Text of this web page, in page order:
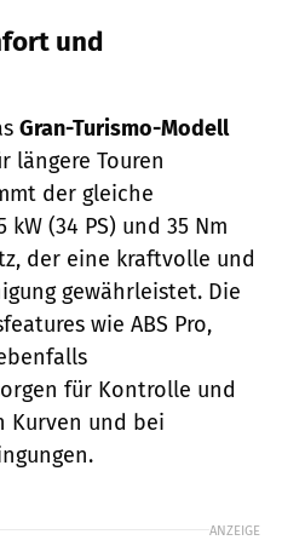
und
Gran-Turismo-Modell
längere Touren
der gleiche
(34 PS) und 35 Nm
der eine kraftvolle und
gewährleistet. Die
wie ABS Pro,
für Kontrolle und
Kurven und bei
ANZEIGE